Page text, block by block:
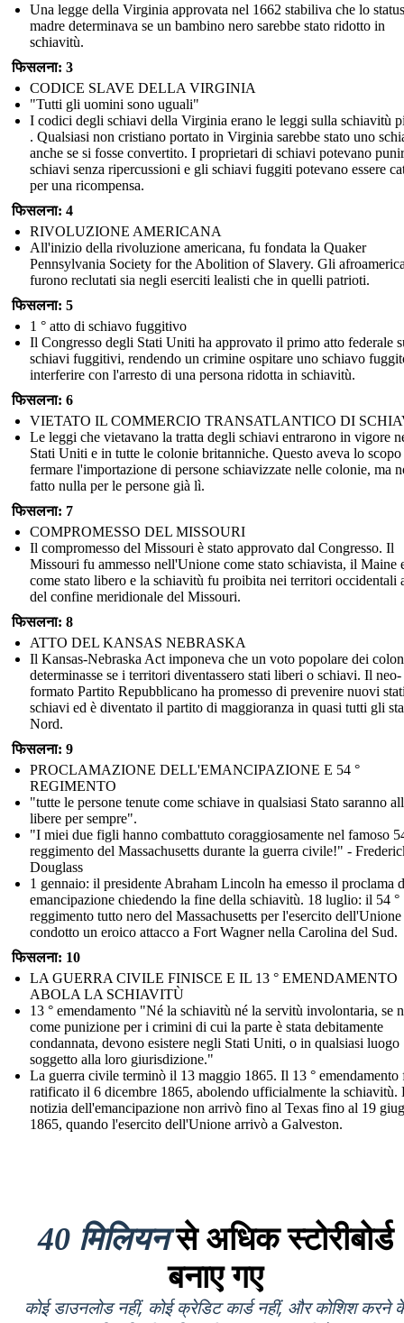
Una legge della Virginia approvata nel 1662 stabiliva che lo
madre determinava se un bambino nero sarebbe stato ridotto in
schiavitù.
फिसलना: 3
CODICE SLAVE DELLA VIRGINIA
"Tutti gli uomini sono uguali"
I codici degli schiavi della Virginia erano le leggi sulla schiavitù
. Qualsiasi non cristiano portato in Virginia sarebbe stato uno
anche se si fosse convertito. I proprietari di schiavi potevano
schiavi senza ripercussioni e gli schiavi fuggiti potevano essere
per una ricompensa.
फिसलना: 4
RIVOLUZIONE AMERICANA
All'inizio della rivoluzione americana, fu fondata la Quaker
Pennsylvania Society for the Abolition of Slavery. Gli
furono reclutati sia negli eserciti lealisti che in quelli patrioti.
फिसलना: 5
1 ° atto di schiavo fuggitivo
Il Congresso degli Stati Uniti ha approvato il primo atto federale
schiavi fuggitivi, rendendo un crimine ospitare uno schiavo
interferire con l'arresto di una persona ridotta in schiavitù.
फिसलना: 6
VIETATO IL COMMERCIO TRANSATLANTICO DI
Le leggi che vietavano la tratta degli schiavi entrarono in vigore
Stati Uniti e in tutte le colonie britanniche. Questo aveva lo
fermare l'importazione di persone schiavizzate nelle colonie, ma
fatto nulla per le persone già lì.
फिसलना: 7
COMPROMESSO DEL MISSOURI
Il compromesso del Missouri è stato approvato dal Congresso. Il
Missouri fu ammesso nell'Unione come stato schiavista, il Maine
come stato libero e la schiavitù fu proibita nei territori occidentali
del confine meridionale del Missouri.
फिसलना: 8
ATTO DEL KANSAS NEBRASKA
Il Kansas-Nebraska Act imponeva che un voto popolare dei
determinasse se i territori diventassero stati liberi o schiavi. Il neo-
formato Partito Repubblicano ha promesso di prevenire nuovi
schiavi ed è diventato il partito di maggioranza in quasi tutti gli
Nord.
फिसलना: 9
PROCLAMAZIONE DELL'EMANCIPAZIONE E 54 °
REGIMENTO
"tutte le persone tenute come schiave in qualsiasi Stato saranno
libere per sempre".
"I miei due figli hanno combattuto coraggiosamente nel famoso
reggimento del Massachusetts durante la guerra civile!" -
Douglass
1 gennaio: il presidente Abraham Lincoln ha emesso il proclama
emancipazione chiedendo la fine della schiavitù. 18 luglio: il 54 °
reggimento tutto nero del Massachusetts per l'esercito dell'Unione
condotto un eroico attacco a Fort Wagner nella Carolina del Sud.
फिसलना: 10
LA GUERRA CIVILE FINISCE E IL 13 ° EMENDAMENTO
ABOLA LA SCHIAVITÙ
13 ° emendamento "Né la schiavitù né la servitù involontaria, se
come punizione per i crimini di cui la parte è stata debitamente
condannata, devono esistere negli Stati Uniti, o in qualsiasi luogo
soggetto alla loro giurisdizione."
La guerra civile terminò il 13 maggio 1865. Il 13 ° emendamento
ratificato il 6 dicembre 1865, abolendo ufficialmente la schiavitù.
notizia dell'emancipazione non arrivò fino al Texas fino al 19
1865, quando l'esercito dell'Unione arrivò a Galveston.
40 मिलियनसे अधिक स्टोरीबोर्ड
बनाए गए
कोई डाउनलोड नहीं, कोई क्रेडिट कार्ड नहीं, और कोशिश करने